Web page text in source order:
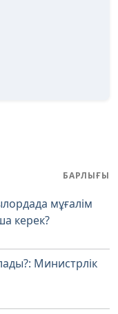
БАРЛЫҒЫ
мұғалім
керек?
Министрлік